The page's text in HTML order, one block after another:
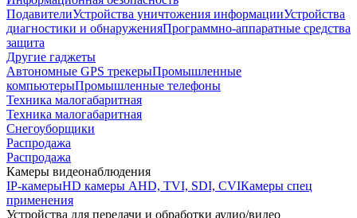
ПодавителиУстройства уничтожения информацииУстройства
диагностики и обнаруженияПрограммно-аппаратные средства
защита
Другие гаджеты
Автономные GPS трекерыПромышленные
компьютерыПромышленные телефоны
Техника малогабаритная
Техника малогабаритная
Снегоуборщики
Распродажа
Распродажа
Камеры видеонаблюдения
IP-камерыHD камеры AHD, TVI, SDI, CVIКамеры спец
применения
Устройства для передачи и обработки аудио/видео